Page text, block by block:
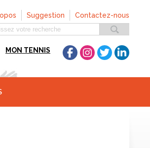
Contactez-nous
Suggestion
MON TENNIS